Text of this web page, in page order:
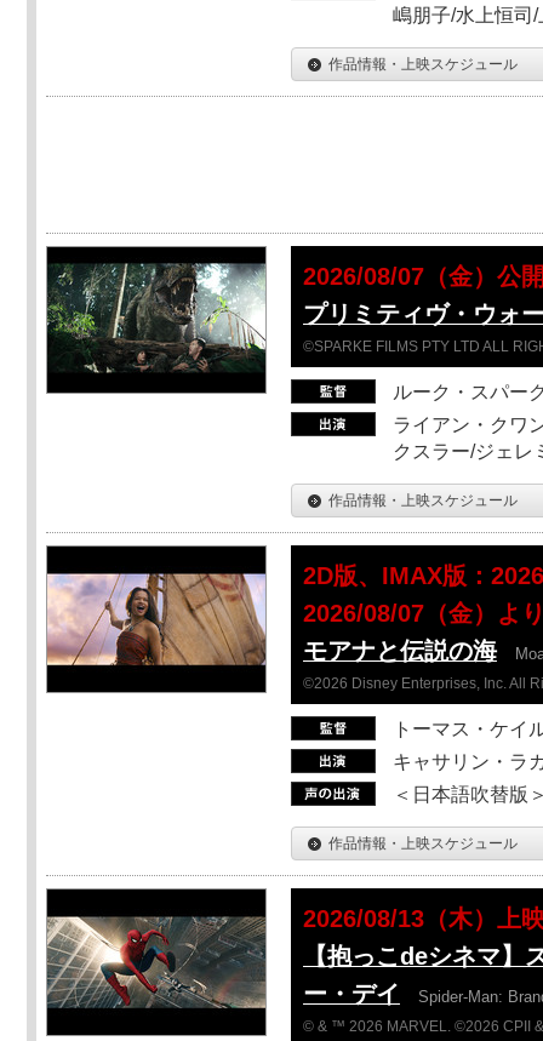
嶋朋子/水上恒司
作品情報・上映スケジュール
2026/08/07（金）公
プリミティヴ・ウォ
©SPARKE FILMS PTY LTD ALL
ルーク・スパー
ライアン・クワ
クスラー/ジェレ
作品情報・上映スケジュール
2D版、IMAX版：
2026/08/07（金）よ
モアナと伝説の海
©2026 Disney Enterprises, Inc. All
トーマス・ケイ
キャサリン・ラ
＜日本語吹替版
作品情報・上映スケジュール
2026/08/13（木）上
【抱っこdeシネマ】
ー・デイ
Spider-Man:
© & ™ 2026 MARVEL. ©2026 CPII